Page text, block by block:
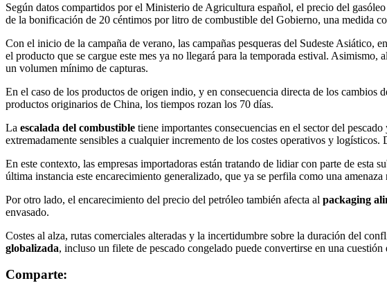
Según datos compartidos por el Ministerio de Agricultura español, el precio del
de la bonificación de 20 céntimos por litro de combustible del Gobierno, una medida
Con el inicio de la campaña de verano, las campañas pesqueras del Sudeste
el producto que se cargue este mes ya no llegará para la temporada estival.
un volumen mínimo de capturas.
En el caso de los productos de origen indio, y en consecuencia directa de los cambios
productos originarios de China, los tiempos rozan los 70 días.
La escalada del combustible tiene importantes consecuencias en el sector del
extremadamente sensibles a cualquier incremento de los costes operativos y
En este contexto, las empresas importadoras están tratando de lidiar con parte de esta
última instancia este encarecimiento generalizado, que ya se perfila como una amenaza
Por otro lado, el encarecimiento del precio del petróleo también afecta al packaging
envasado.
Costes al alza, rutas comerciales alteradas y la incertidumbre sobre la duración del
globalizada, incluso un filete de pescado congelado puede convertirse en una cuestión
Comparte: